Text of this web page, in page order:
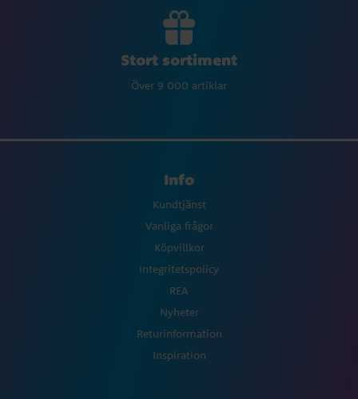
Stort sortiment
Över 9 000 artiklar
Info
Kundtjänst
Vanliga frågor
Köpvillkor
Integritetspolicy
REA
Nyheter
Returinformation
Inspiration